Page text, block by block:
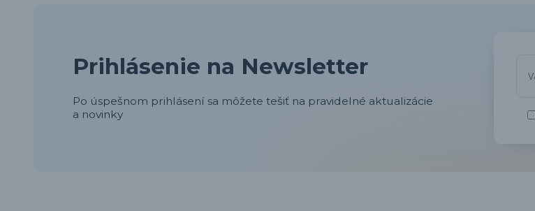
Prihlásenie na Newsletter
Po úspešnom prihlásení sa môžete tešiť na pravidelné aktualizácie
a novinky